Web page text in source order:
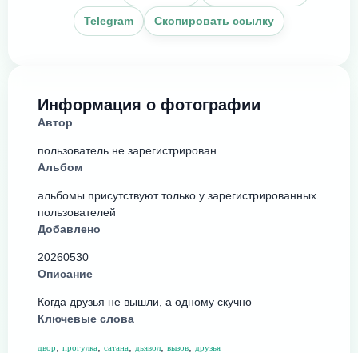
Telegram Скопировать ссылку
Информация о фотографии
Автор
пользователь не зарегистрирован
Альбом
альбомы присутствуют только у зарегистрированных
пользователей
Добавлено
20260530
Описание
Когда друзья не вышли, а одному скучно
Ключевые слова
двор прогулка сатана дьявол вызов друзья